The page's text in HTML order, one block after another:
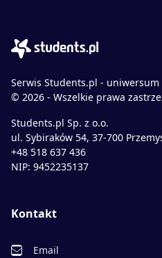
Serwis Students.pl - uniwersum
© 2026 - Wszelkie prawa
Students.pl Sp. z o.o.
ul. Sybiraków 54, 37-700
+48 518 637 436
NIP: 9452235137
Kontakt
Email